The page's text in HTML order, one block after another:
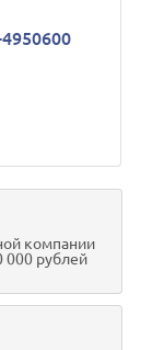
компании
000 рублей